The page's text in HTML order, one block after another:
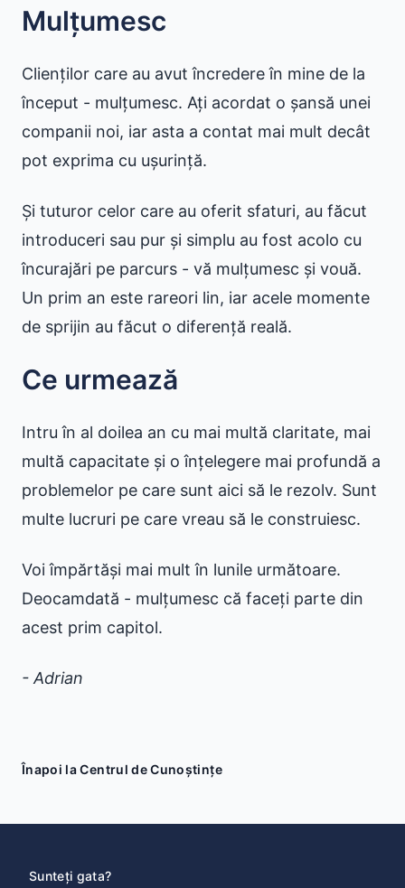
Mulțumesc
Clienților care au avut încredere în mine de la
început - mulțumesc. Ați acordat o șansă unei
companii noi, iar asta a contat mai mult decât
pot exprima cu ușurință.
Și tuturor celor care au oferit sfaturi, au făcut
introduceri sau pur și simplu au fost acolo cu
încurajări pe parcurs - vă mulțumesc și vouă.
Un prim an este rareori lin, iar acele momente
de sprijin au făcut o diferență reală.
Ce urmează
Intru în al doilea an cu mai multă claritate, mai
multă capacitate și o înțelegere mai profundă a
problemelor pe care sunt aici să le rezolv. Sunt
multe lucruri pe care vreau să le construiesc.
Voi împărtăși mai mult în lunile următoare.
Deocamdată - mulțumesc că faceți parte din
acest prim capitol.
- Adrian
Înapoi la Centrul de Cunoștințe
Sunteți gata?